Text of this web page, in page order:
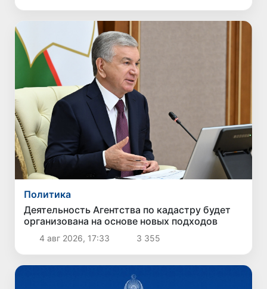
Политика
Деятельность Агентства по кадастру будет
организована на основе новых подходов
4 авг 2026, 17:33 3 355